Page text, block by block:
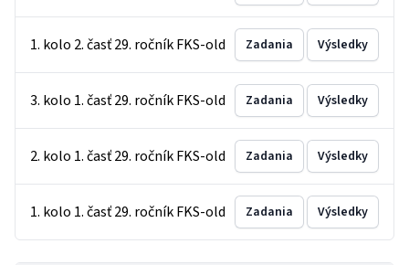
1. kolo 2. časť 29. ročník FKS-old Zadania Výsledky
3. kolo 1. časť 29. ročník FKS-old Zadania Výsledky
2. kolo 1. časť 29. ročník FKS-old Zadania Výsledky
1. kolo 1. časť 29. ročník FKS-old Zadania Výsledky